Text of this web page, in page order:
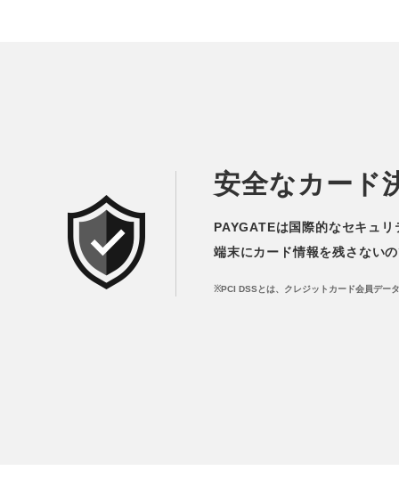
安全なカード
PAYGATEは国際的なセキュ
端末にカード情報を残さない
※PCI DSSとは、クレジットカード会員デー